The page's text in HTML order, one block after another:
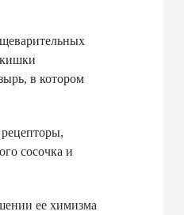
кишки
в котором
сосочка и
ее химизма